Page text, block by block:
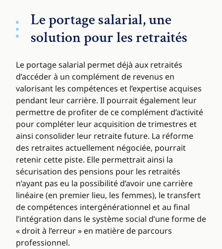
Le portage salarial, une
solution pour les retraités
Le portage salarial permet déjà aux retraités
d’accéder à un complément de revenus en
valorisant les compétences et l’expertise acquises
pendant leur carrière. Il pourrait également leur
permettre de profiter de ce complément d’activité
pour compléter leur acquisition de trimestres et
ainsi consolider leur retraite future. La réforme
des retraites actuellement négociée, pourrait
retenir cette piste. Elle permettrait ainsi la
sécurisation des pensions pour les retraités
n’ayant pas eu la possibilité d’avoir une carrière
linéaire (en premier lieu, les femmes), le transfert
de compétences intergénérationnel et au final
l’intégration dans le système social d’une forme de
« droit à l’erreur » en matière de parcours
professionnel.